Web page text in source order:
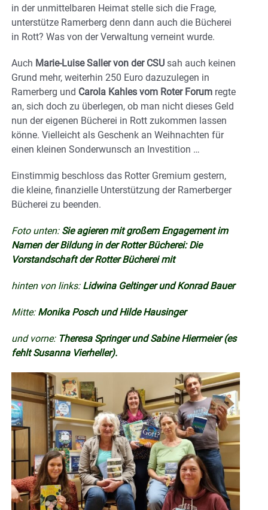
in der unmittelbaren Heimat stelle sich die Frage,
unterstütze Ramerberg denn dann auch die Bücherei
in Rott? Was von der Verwaltung verneint wurde.
Auch Marie-Luise Saller von der CSU sah auch keinen
Grund mehr, weiterhin 250 Euro dazuzulegen in
Ramerberg und Carola Kahles vom Roter Forum regte
an, sich doch zu überlegen, ob man nicht dieses Geld
nun der eigenen Bücherei in Rott zukommen lassen
könne. Vielleicht als Geschenk an Weihnachten für
einen kleinen Sonderwunsch an Investition …
Einstimmig beschloss das Rotter Gremium gestern,
die kleine, finanzielle Unterstützung der Ramerberger
Bücherei zu beenden.
Foto unten:Sie agieren mit großem Engagement im
Namen der Bildung in der Rotter Bücherei: Die
Vorstandschaft der Rotter Bücherei mit
hinten von links:Lidwina Geltinger und Konrad Bauer
Mitte:Monika Posch und Hilde Hausinger
und vorne:Theresa Springer und Sabine Hiermeier (es
fehlt Susanna Vierheller).